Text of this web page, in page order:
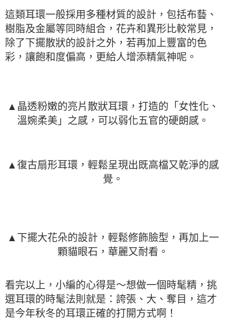
這類耳環一般採用多種材質的設計，包括布藝、
樹脂及金屬等同時組合，花卉和異形比較常見，
除了下擺散狀的設計之外，若再加上豐富的色
彩，讓飽和度偏高，更給人增添精氣神呢。
▲晶透粉嫩的亮片散狀耳環，打造的「女性化、
溫婉柔美」之感，可以弱化五官的硬朗感。
▲復古扇形耳環，輕鬆呈現出既高檔又乾淨的感
覺。
▲下擺大花朵的設計，輕鬆修飾臉型，再加上一
顆貓眼石，華麗又耐看。
看完以上，小編的心得是～想做一個時髦精，挑
選耳環的時髦法則就是：誇張、大、奪目，這才
是今年秋冬的耳環正確的打開方式啊！